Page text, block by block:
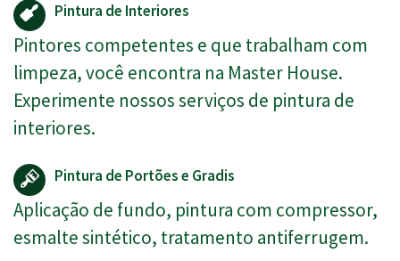
Pintura de Interiores
Pintores competentes e que trabalham com
limpeza, você encontra na Master House.
Experimente nossos serviços de pintura de
interiores.
Pintura de Portões e Gradis
Aplicação de fundo, pintura com compressor,
esmalte sintético, tratamento antiferrugem.